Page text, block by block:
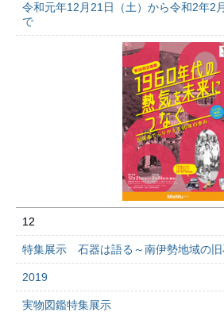
令和元年12月21日（土）から令和2年2
で
12
特集展示 石器は語る～南伊勢地域の旧
2019
実物図鑑特集展示